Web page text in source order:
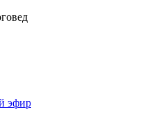
эфир